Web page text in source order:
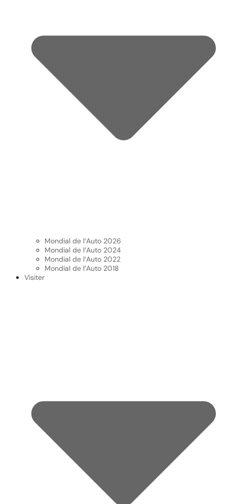
Mondial de l’Auto 2026
Mondial de l’Auto 2024
Mondial de l’Auto 2022
Mondial de l’Auto 2018
Visiter